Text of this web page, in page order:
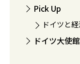
Pick Up
ドイツと
ドイツ大使